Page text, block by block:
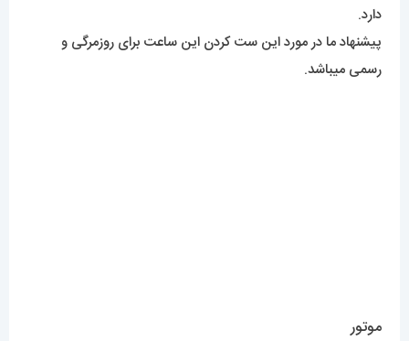
دارد.
پیشنهاد ما در مورد این ست کردن این ساعت برای روزمرگی و
رسمی میباشد.
موتور